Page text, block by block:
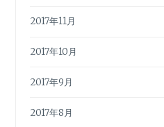
2017年11月
2017年10月
2017年9月
2017年8月